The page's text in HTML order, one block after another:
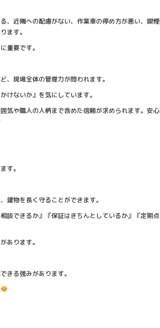
、近隣への配慮がない、作業車の停め方が悪い、喫煙
ます。
重要です。
、現場全体の管理力が問われます。
けないか』を気にしています。
気や職人の人柄まで含めた信頼が求められます。安心
す。
建物を長く守ることができます。
談できるか』『保証はきちんとしているか』『定期点
あります。
きる強みがあります。